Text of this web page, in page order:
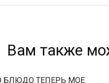
Вам также